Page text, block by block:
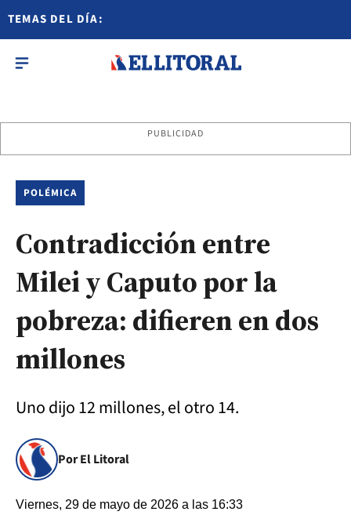
TEMAS DEL DÍA:
PUBLICIDAD
POLÉMICA
Contradicción entre
Milei y Caputo por la
pobreza: difieren en dos
millones
Uno dijo 12 millones, el otro 14.
Por El Litoral
Viernes, 29 de mayo de 2026 a las 16:33